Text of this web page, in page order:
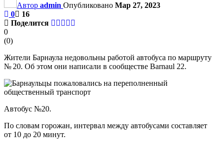
Автор admin Опубликовано Мар 27, 2023
0
16
Поделится
0
(0)
Жители Барнаула недовольны работой автобуса по маршруту
№ 20. Об этом они написали в сообществе Barnaul 22.
Автобус №20.
По словам горожан, интервал между автобусами составляет
от 10 до 20 минут.